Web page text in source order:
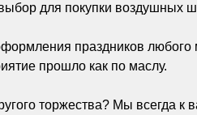
для покупки воздушных
праздников
прошло как по маслу.
торжества? Мы всегда